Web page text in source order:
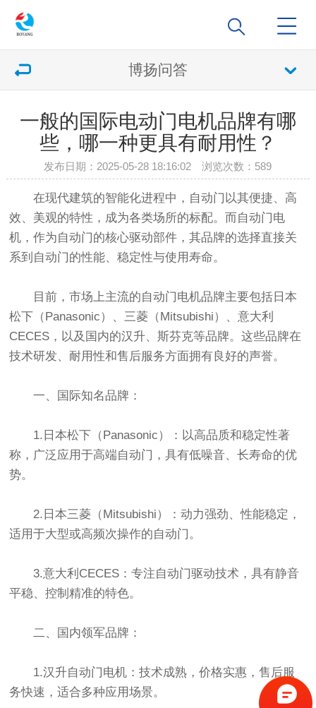
博扬问答
一般的国际电动门电机品牌有哪
些，哪一种更具有耐用性？
发布日期：2025-05-28 18:16:02 浏览次数： 589
在现代建筑的智能化进程中，自动门以其便捷、高
效、美观的特性，成为各类场所的标配。而自动门电
机，作为自动门的核心驱动部件，其品牌的选择直接关
系到自动门的性能、稳定性与使用寿命。
目前，市场上主流的自动门电机品牌主要包括日本
松下（Panasonic）、三菱（Mitsubishi）、意大利
CECES，以及国内的汉升、斯芬克等品牌。这些品牌在
技术研发、耐用性和售后服务方面拥有良好的声誉。
一、国际知名品牌：
1.日本松下（Panasonic）：以高品质和稳定性著
称，广泛应用于高端自动门，具有低噪音、长寿命的优
势。
2.日本三菱（Mitsubishi）：动力强劲、性能稳定，
适用于大型或高频次操作的自动门。
3.意大利CECES：专注自动门驱动技术，具有静音
平稳、控制精准的特色。
二、国内领军品牌：
1.汉升自动门电机：技术成熟，价格实惠，售后服
务快速，适合多种应用场景。